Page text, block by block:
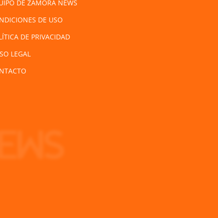
DE ZAMORA NEWS
DE USO
DE PRIVACIDAD
LEGAL